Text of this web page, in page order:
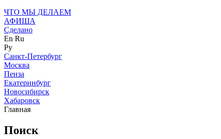
ЧТО МЫ ДЕЛАЕМ
АФИША
Сделано
En Ru
Ру
Санкт-Петербург
Москва
Пенза
Екатеринбург
Новосибирск
Хабаровск
Главная
Поиск